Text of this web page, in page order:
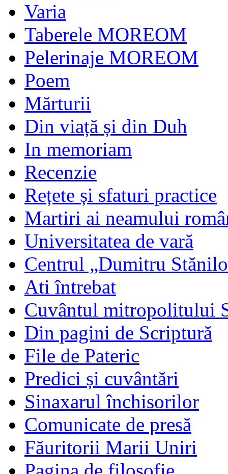
Varia
Taberele MOREOM
Pelerinaje MOREOM
Poem
Mărturii
Din viață și din Duh
In memoriam
Recenzie
Rețete și sfaturi practice
Martiri ai neamului
Universitatea de vară
Centrul „Dumitru
Ati întrebat
Cuvântul mitropolitului
Din pagini de Scriptură
File de Pateric
Predici și cuvântări
Sinaxarul închisorilor
Comunicate de presă
Făuritorii Marii Uniri